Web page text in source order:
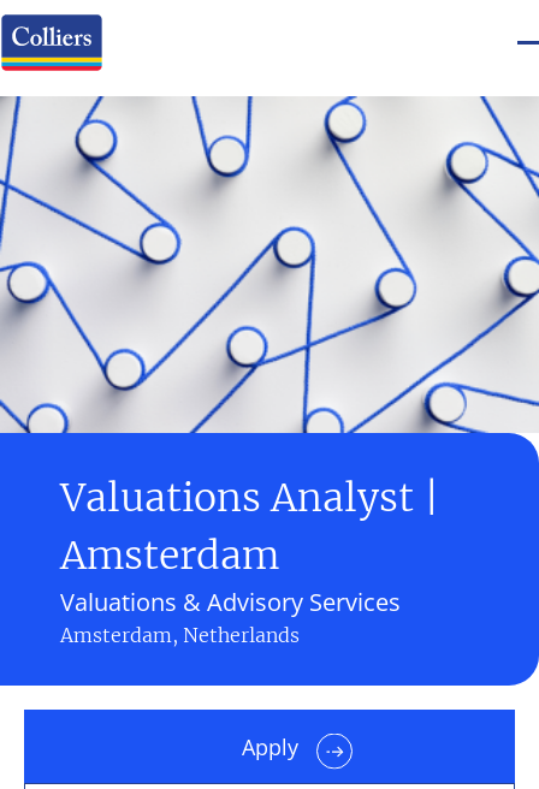
Valuations Analyst |
Amsterdam
Valuations & Advisory Services
Amsterdam, Netherlands
Apply